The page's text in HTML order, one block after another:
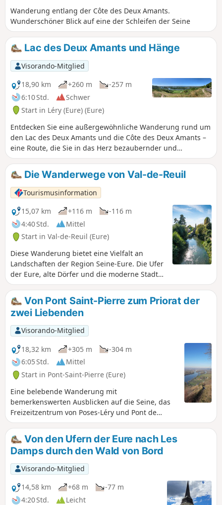
Wanderung entlang der Côte des Deux Amants.
Wunderschöner Blick auf eine der Schleifen der Seine
Lac des Deux Amants und Hänge
Visorando-Mitglied
18,90 km
+260 m
-257 m
6:10 Std.
Schwer
Start in Léry (Eure) (Eure)
Entdecken Sie eine außergewöhnliche Wanderung rund um
den Lac des Deux Amants und die Côte des Deux Amants –
eine Route, die Sie in das Herz bezaubernder und
abwechslungsreicher Landschaften entführt. Lassen Sie
sich schon am Morgen von der Ruhe des Seewassers
verzaubern, in dem sich die ersten Strahlen des Tages
spiegeln. Der Weg führt Sie anschließend zur Seine, wo
eine Fußgängerbrücke über den Staudamm und die
Schleuse einen einzigartigen Blick auf den Fluss bietet.
Beim Aufstieg auf die „Côte des Deux Amants“ erwarten Sie
atemberaubende Ausblicke auf das Seine-Tal und den See.
Die Route setzt sich am Hang fort und bietet hinter jeder
Kurve spektakuläre Ausblicke. Schließlich wird der Rückweg
über den schattigen und beschaulichen Treidelpfad
entlang des Seineufers eine wahre Erfrischung sein. Diese
Wanderung zwischen unberührter Natur und Geschichte ist
ein absolutes Muss für alle, die weite Landschaften und
schöne Entdeckungen lieben.
Die Wanderwege von Val-de-Reuil
Tourismusinformation
15,07 km
+116 m
-116 m
4:40 Std.
Mittel
Start in Val-de-Reuil (Eure)
Diese Wanderung bietet eine Vielfalt an
Landschaften der Region Seine-Eure. Die Ufer
der Eure, alte Dörfer und die moderne Stadt
Val-de-Reuil. In der Nähe des Staatswaldes
von Bord-Louviers wandern Sie auf
Waldwegen durch 4500 ha Laub- und
Nadelwald. Der Ausgangspunkt befindet sich
am Bahnhof von Val-de-Reuil (Linie Paris-
Rouen-Le Havre). Ideal für Wanderer ohne
Auto.
Von Pont Saint-Pierre zum Priorat der
zwei Liebenden
Visorando-Mitglied
18,32 km
+305 m
-304 m
6:05 Std.
Mittel
Start in Pont-Saint-Pierre (Eure)
Eine belebende Wanderung mit
bemerkenswerten Ausblicken auf die Seine, das
Freizeitzentrum von Poses-Léry und Pont de
l'Arche. Vorbei an drei Schlössern aus dem 17.
Jahrhundert: dem Herrenhaus von Senneville,
dem Herrenhaus von Canteloup und dem Schloss
der zwei Liebenden, Schauplatz der Legende von
Raoul de Bonnemare und Mathilde. Spaziergang
entlang der Seine über 1500 m. Abschließender
Spaziergang entlang der Andelle und den
Mühlen von Romilly-sur-Andelle.
Von den Ufern der Eure nach Les
Damps durch den Wald von Bord
Visorando-Mitglied
14,58 km
+68 m
-77 m
4:20 Std.
Leicht